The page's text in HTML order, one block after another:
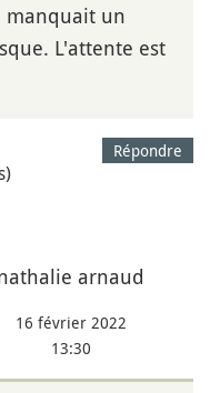
un
L'attente est
Répondre
arnaud
16 février 2022
13:30